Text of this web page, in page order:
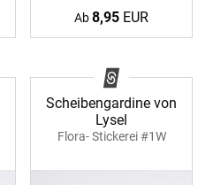
Ab8,95 EUR
Scheibengardine von
Lysel
Flora- Stickerei #1W